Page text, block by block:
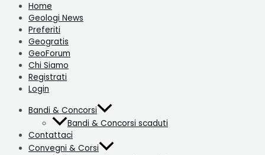
Home
Geologi News
Preferiti
Geogratis
GeoForum
Chi Siamo
Registrati
Login
Bandi & Concorsi
Bandi & Concorsi scaduti
Contattaci
Convegni & Corsi